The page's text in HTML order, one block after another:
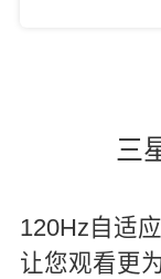
三
120Hz自适
让您观看更